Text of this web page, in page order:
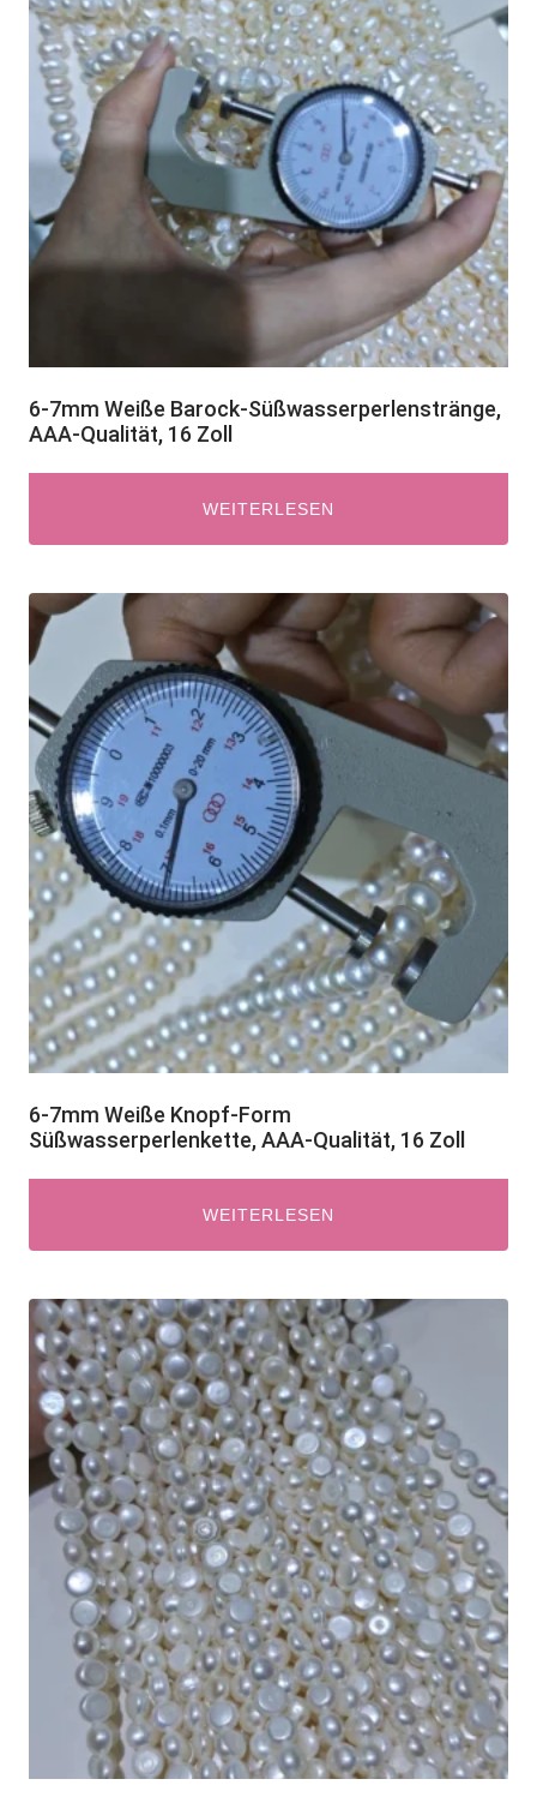
6-7mm Weiße Barock-Süßwasserperlenstränge,
AAA-Qualität, 16 Zoll
WEITERLESEN
6-7mm Weiße Knopf-Form
Süßwasserperlenkette, AAA-Qualität, 16 Zoll
WEITERLESEN